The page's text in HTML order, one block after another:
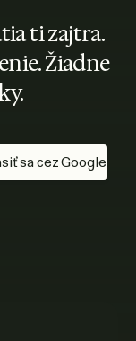
ti zajtra.
Žiadne
sa cez Google